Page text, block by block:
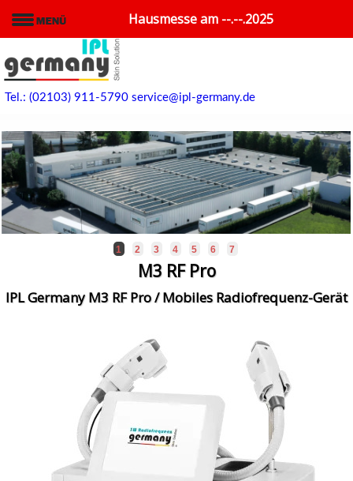
Hausmesse am --.--.2025
Tel.: (02103) 911-5790 service@ipl-germany.de
1 2 3 4 5 6 7
M3 RF Pro
IPL Germany M3 RF Pro / Mobiles Radiofrequenz-Gerät